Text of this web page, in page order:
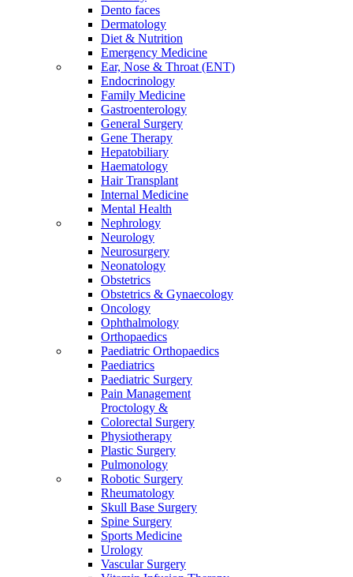
Dento faces
Dermatology
Diet & Nutrition
Emergency Medicine
Ear, Nose & Throat (ENT)
Endocrinology
Family Medicine
Gastroenterology
General Surgery
Gene Therapy
Hepatobiliary
Haematology
Hair Transplant
Internal Medicine
Mental Health
Nephrology
Neurology
Neurosurgery
Neonatology
Obstetrics
Obstetrics & Gynaecology
Oncology
Ophthalmology
Orthopaedics
Paediatric Orthopaedics
Paediatrics
Paediatric Surgery
Pain Management
Proctology &
Colorectal Surgery
Physiotherapy
Plastic Surgery
Pulmonology
Robotic Surgery
Rheumatology
Skull Base Surgery
Spine Surgery
Sports Medicine
Urology
Vascular Surgery